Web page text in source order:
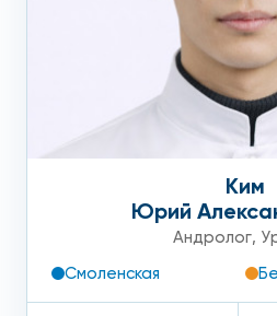
Ким
Юрий
Андролог,
Смоленская